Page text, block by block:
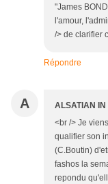
"James
l'amour,
/> de clarifier
Répondre
A ALSATIAN
<br /> Je
qualifier son
(C.Boutin)
fashos la
repondu